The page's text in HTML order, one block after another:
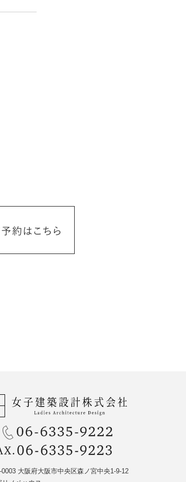
0003 大阪府大阪市中央区森ノ宮中央1-9-12